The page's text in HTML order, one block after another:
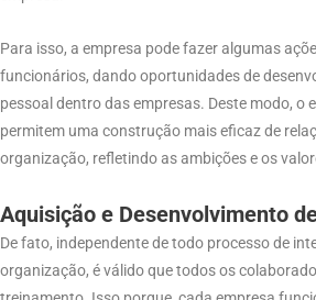
Para isso, a empresa pode fazer algumas
funcionários, dando oportunidades de
pessoal dentro das empresas. Deste modo, o
permitem uma construção mais eficaz de
organização, refletindo as ambições e os
Aquisição e Desenvolvimento
De fato, independente de todo processo de
organização, é válido que todos os